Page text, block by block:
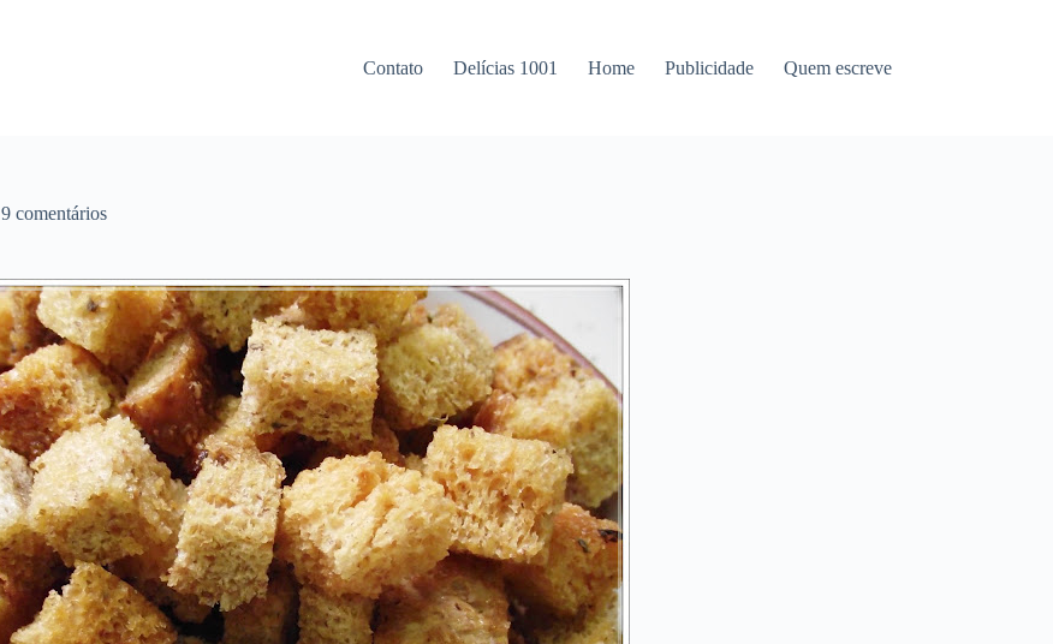
Contato Delícias 1001 Home Publicidade Quem escreve
9 comentários